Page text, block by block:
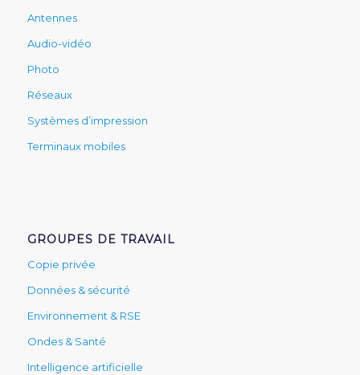
Antennes
Audio-vidéo
Photo
Réseaux
Systèmes d’impression
Terminaux mobiles
GROUPES DE TRAVAIL
Copie privée
Données & sécurité
Environnement & RSE
Ondes & Santé
Intelligence artificielle